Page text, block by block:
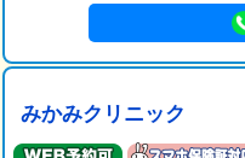
みかみクリニック